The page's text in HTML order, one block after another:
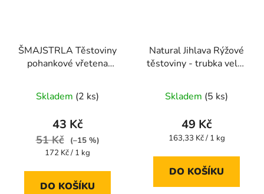
ŠMAJSTRLA Těstoviny
pohankové vřetena
hodnocení
produktu
je
5,0
5
Skladem (2 ks)
43 Kč
51 Kč
(–15 %)
Měrná
172 Kč / 1 kg
DO KOŠÍKU
Natural Jihlava Rýžové
těstoviny - trubka velká
hodnocení
produktu
je
z
Skladem (5 ks)
49 Kč
Měrná
163,33 Kč / 1 kg
DO KOŠÍKU